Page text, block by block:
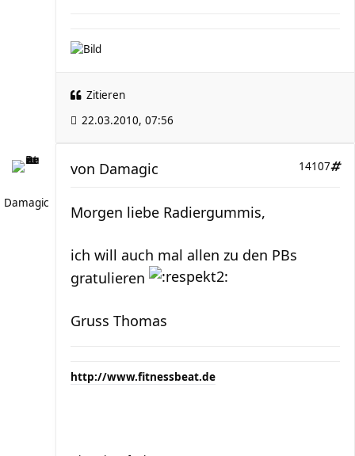
Zitieren
22.03.2010, 07:56
Damagic
14107
von Damagic
Morgen liebe Radiergummis,
ich will auch mal allen zu den PBs
gratulieren
Gruss Thomas
http://www.fitnessbeat.de